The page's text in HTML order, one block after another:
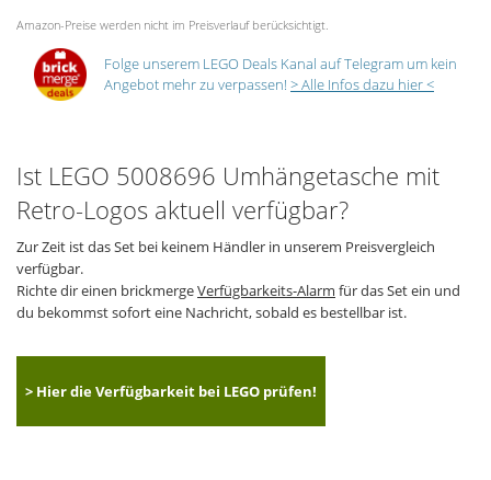
Amazon-Preise werden nicht im Preisverlauf berücksichtigt.
Folge unserem LEGO Deals Kanal auf Telegram um kein
Angebot mehr zu verpassen! > Alle Infos dazu hier <
Ist LEGO 5008696 Umhängetasche mit
Retro-Logos aktuell verfügbar?
Zur Zeit ist das Set bei keinem Händler in unserem Preisvergleich
verfügbar.
Richte dir einen brickmergeVerfügbarkeits-Alarm für das Set ein und
du bekommst sofort eine Nachricht, sobald es bestellbar ist.
> Hier die Verfügbarkeit bei LEGO prüfen!